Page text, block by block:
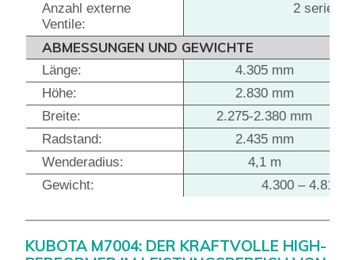
Anzahl externe
Ventile:
2
ABMESSUNGEN UND GEWICHTE
Länge:
4.305 mm
Höhe:
2.830 mm
Breite:
2.275-2.380 mm
Radstand:
2.435 mm
Wenderadius:
4,1 m
Gewicht:
4.300 – 4.810/
KUBOTA M7004: DER KRAFTVOLLE HIGH-